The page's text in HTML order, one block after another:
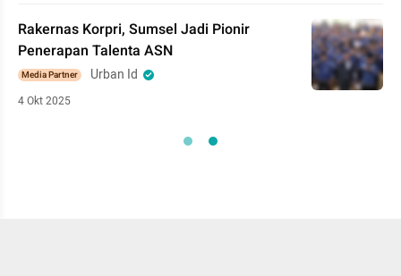
Rakernas Korpri, Sumsel Jadi Pionir
Penerapan Talenta ASN
Media Partner Urban Id
4 Okt 2025